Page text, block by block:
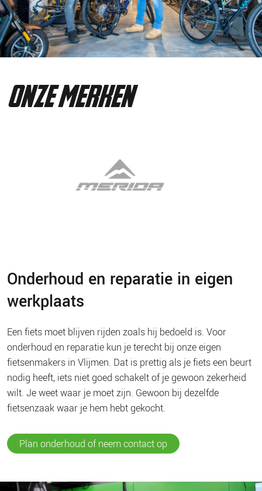
onze merken
Onderhoud en reparatie in eigen
werkplaats
Een fiets moet blijven rijden zoals hij bedoeld is. Voor
onderhoud en reparatie kun je terecht bij onze eigen
fietsenmakers in Vlijmen. Dat is prettig als je fiets een beurt
nodig heeft, iets niet goed schakelt of je gewoon zekerheid
wilt. Je weet waar je moet zijn. Gewoon bij dezelfde
fietsenzaak waar je hem hebt gekocht.
Plan onderhoud of neem contact op